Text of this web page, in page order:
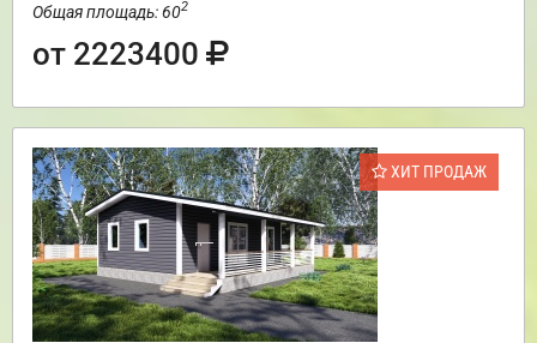
Общая площадь: 602
от 2223400
ХИТ ПРОДАЖ